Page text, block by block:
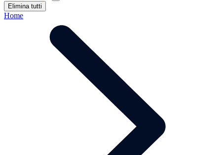
Elimina tutti
Home